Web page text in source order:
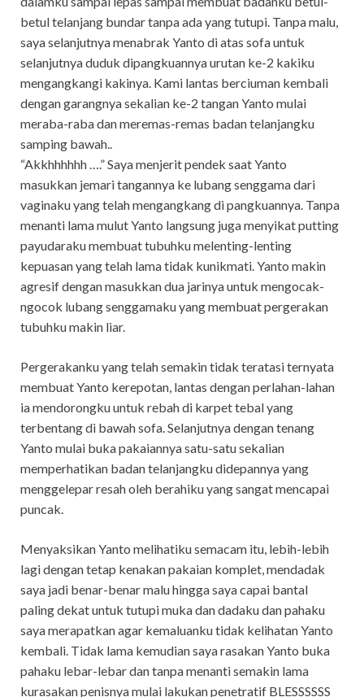
betul telanjang bundar tanpa ada yang tutupi. Tanpa malu,
saya selanjutnya menabrak Yanto di atas sofa untuk
selanjutnya duduk dipangkuannya urutan ke-2 kakiku
mengangkangi kakinya. Kami lantas berciuman kembali
dengan garangnya sekalian ke-2 tangan Yanto mulai
meraba-raba dan meremas-remas badan telanjangku
samping bawah..
“Akkhhhhhh ….” Saya menjerit pendek saat Yanto
masukkan jemari tangannya ke lubang senggama dari
vaginaku yang telah mengangkang di pangkuannya. Tanpa
menanti lama mulut Yanto langsung juga menyikat putting
payudaraku membuat tubuhku melenting-lenting
kepuasan yang telah lama tidak kunikmati. Yanto makin
agresif dengan masukkan dua jarinya untuk mengocak-
ngocok lubang senggamaku yang membuat pergerakan
tubuhku makin liar.
Pergerakanku yang telah semakin tidak teratasi ternyata
membuat Yanto kerepotan, lantas dengan perlahan-lahan
ia mendorongku untuk rebah di karpet tebal yang
terbentang di bawah sofa. Selanjutnya dengan tenang
Yanto mulai buka pakaiannya satu-satu sekalian
memperhatikan badan telanjangku didepannya yang
menggelepar resah oleh berahiku yang sangat mencapai
puncak.
Menyaksikan Yanto melihatiku semacam itu, lebih-lebih
lagi dengan tetap kenakan pakaian komplet, mendadak
saya jadi benar-benar malu hingga saya capai bantal
paling dekat untuk tutupi muka dan dadaku dan pahaku
saya merapatkan agar kemaluanku tidak kelihatan Yanto
kembali. Tidak lama kemudian saya rasakan Yanto buka
pahaku lebar-lebar dan tanpa menanti semakin lama
kurasakan penisnya mulai lakukan penetratif BLESSSSSS